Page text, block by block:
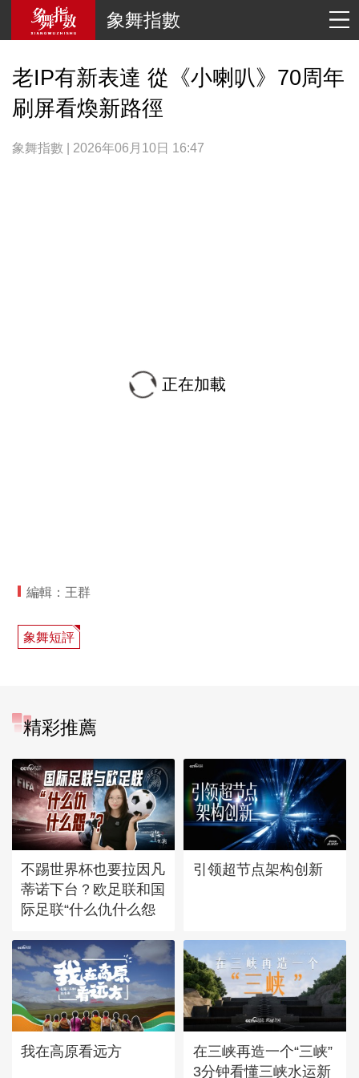
象舞指數
老IP有新表達 從《小喇叭》70周年
刷屏看煥新路徑
象舞指數 | 2026年06月10日 16:47
正在加載
編輯：王群
象舞短評
精彩推薦
不踢世界杯也要拉因凡
蒂诺下台？欧足联和国
际足联“什么仇什么怨
引领超节点架构创新
我在高原看远方
在三峡再造一个“三峡”
3分钟看懂三峡水运新